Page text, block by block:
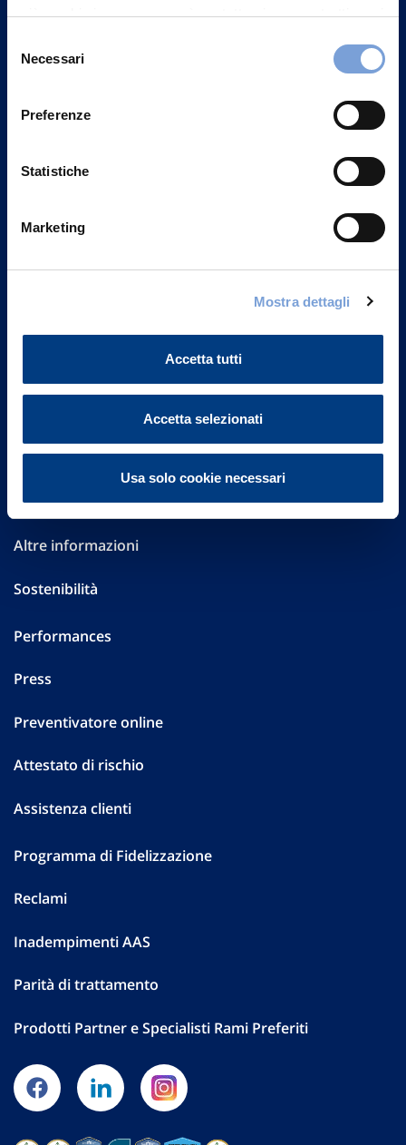
più su chi siamo, come può contattarci e come trattiamo i
può trovare nel footer del sito nella sezione "Informativa
delNecessari
Preferenze
Statistiche
Marketing
Mostra dettagli
Accetta tutti
Accetta selezionati
Usa solo cookie necessari
Governance
Investor Relations
Altre informazioni
Sostenibilità
Performances
Press
Preventivatore online
Attestato di rischio
Assistenza clienti
Programma di Fidelizzazione
Reclami
Inadempimenti AAS
Parità di trattamento
Prodotti Partner e Specialisti Rami Preferiti